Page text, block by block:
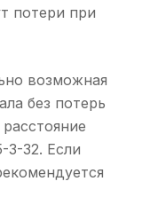
потери при
возможная
без потерь
3-32. Если